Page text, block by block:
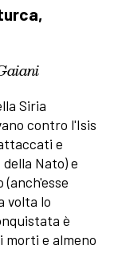
Siria
contro l'Isis
e
Nato) e
volta lo
è
morti e almeno